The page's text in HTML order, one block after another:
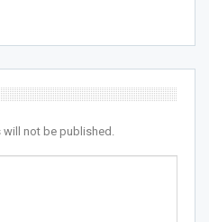
not be published.